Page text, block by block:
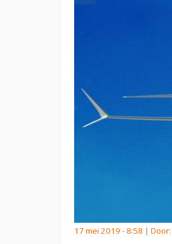
17 mei 2019 - 8:58 | Door: